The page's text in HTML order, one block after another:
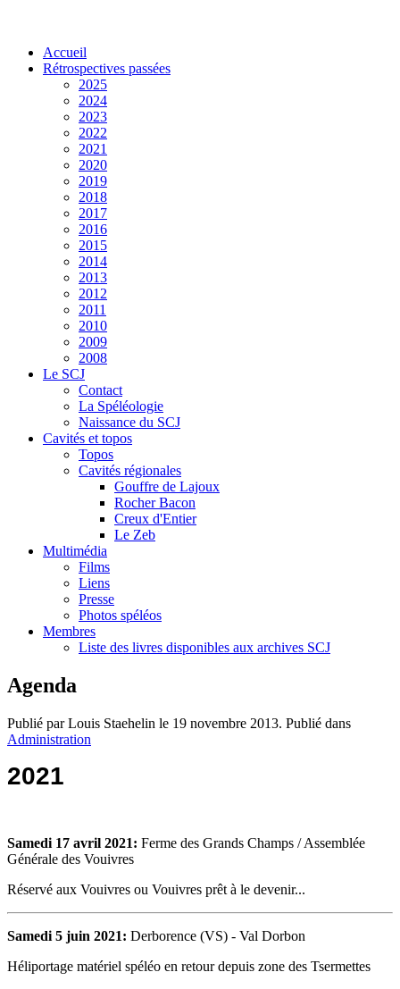
Accueil
Rétrospectives passées
2025
2024
2023
2022
2021
2020
2019
2018
2017
2016
2015
2014
2013
2012
2011
2010
2009
2008
Le SCJ
Contact
La Spéléologie
Naissance du SCJ
Cavités et topos
Topos
Cavités régionales
Gouffre de Lajoux
Rocher Bacon
Creux d'Entier
Le Zeb
Multimédia
Films
Liens
Presse
Photos spéléos
Membres
Liste des livres disponibles aux archives SCJ
Agenda
Publié par Louis Staehelin le 19 novembre 2013. Publié dans
Administration
2021
Samedi 17 avril 2021: Ferme des Grands Champs / Assemblée
Générale des Vouivres
Réservé aux Vouivres ou Vouivres prêt à le devenir...
Samedi 5 juin 2021: Derborence (VS) - Val Dorbon
Héliportage matériel spéléo en retour depuis zone des Tsermettes